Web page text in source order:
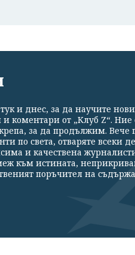
и днес, за да научите
и коментари от „Клуб Z“.
за да продължим. Вече
по света, отваряте всеки
и качествена
към истината,
поръчител на